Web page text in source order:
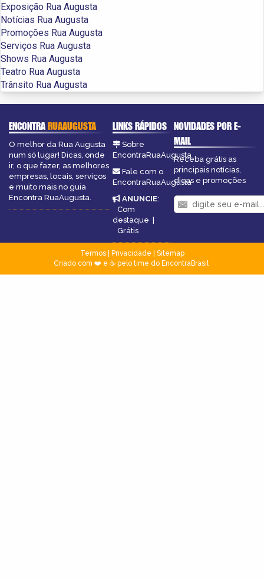
Exposição Rua Augusta
Notícias Rua Augusta
Promoções Rua Augusta
Serviços Rua Augusta
Shows Rua Augusta
Teatro Rua Augusta
Trânsito Rua Augusta
ENCONTRARUAAUGUSTA
O melhor da Rua Augusta
num só lugar! Dicas, onde
ir, o que fazer, as melhores
empresas, locais, serviços
e muito mais no guia
Encontra RuaAugusta.
LINKS RÁPIDOS
Sobre
EncontraRuaAugusta
Fale com o
EncontraRuaAugusta
ANUNCIE:
Com
destaque |
Grátis
NOVIDADES POR E-
MAIL
Receba grátis as
principais notícias,
dicas e promoções
Termos| Privacidade
Sitemap
Criado com ❤️ e ☕ pelo time do EncontraBrasil